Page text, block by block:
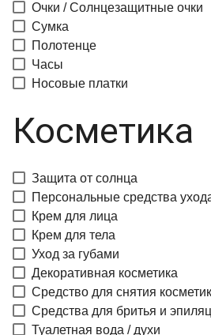
Очки / Солнцезащитные очки
Сумка
Полотенце
Часы
Носовые платки
Косметика
Защита от солнца
Персональные средства
Крем для лица
Крем для тела
Уход за губами
Декоративная косметика
Средство для снятия
Средства для бритья и
Туалетная вода / духи